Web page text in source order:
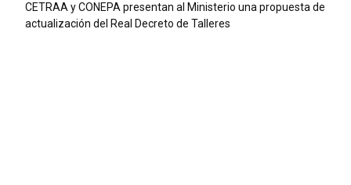
CETRAA y CONEPA presentan al Ministerio una propuesta de
actualización del Real Decreto de Talleres